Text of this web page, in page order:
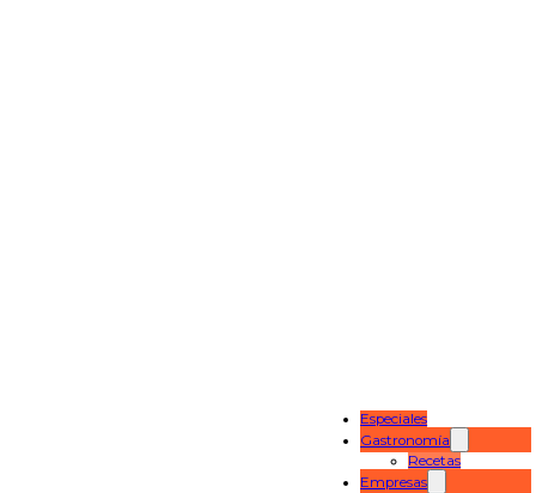
Especiales
Gastronomía
Recetas
Empresas